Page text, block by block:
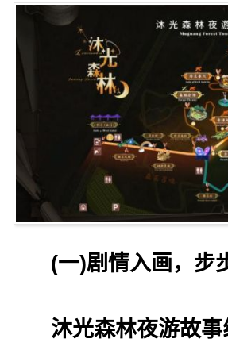
(一)剧情入画，步
沐光森林夜游故事